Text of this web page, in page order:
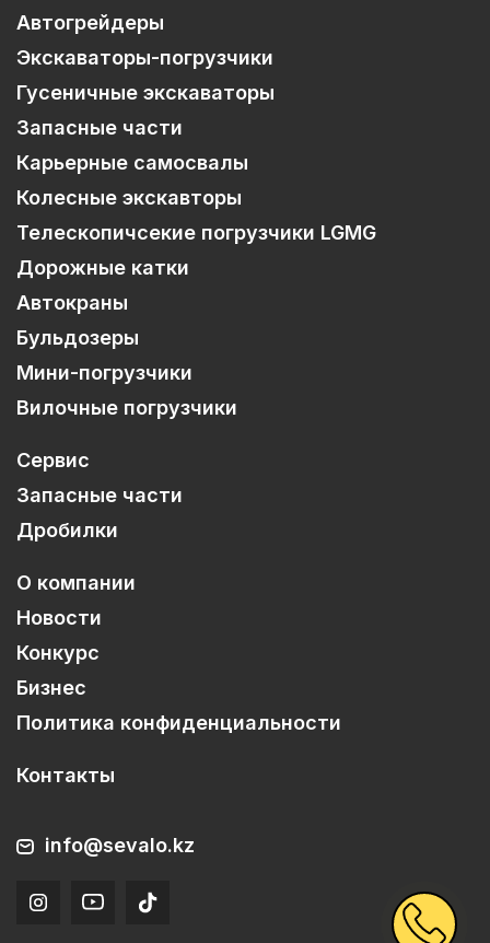
Автогрейдеры
Экскаваторы-погрузчики
Гусеничные экскаваторы
Запасные части
Карьерные самосвалы
Колесные экскавторы
Телескопичсекие погрузчики LGMG
Дорожные катки
Автокраны
Бульдозеры
Мини-погрузчики
Вилочные погрузчики
Сервис
Запасные части
Дробилки
О компании
Новости
Конкурс
Бизнес
Политика конфиденциальности
Контакты
info@sevalo.kz